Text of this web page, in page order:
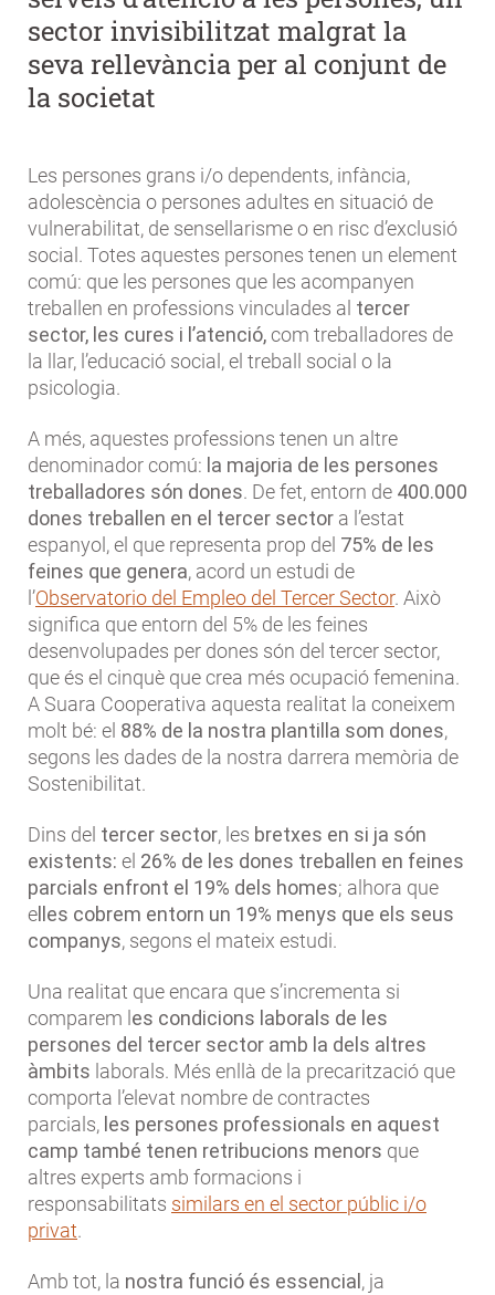
sector invisibilitzat malgrat la
seva rellevància per al conjunt de
la societat
Les persones grans i/o dependents, infància,
adolescència o persones adultes en situació de
vulnerabilitat, de sensellarisme o en risc d’exclusió
social. Totes aquestes persones tenen un element
comú: que les persones que les acompanyen
treballen en professions vinculades al tercer
sector, les cures i l’atenció, com treballadores de
la llar, l’educació social, el treball social o la
psicologia.
A més, aquestes professions tenen un altre
denominador comú: la majoria de les persones
treballadores són dones. De fet, entorn de 400.000
dones treballen en el tercer sector a l’estat
espanyol, el que representa prop del 75% de les
feines que genera, acord un estudi de
l’Observatorio del Empleo del Tercer Sector. Això
significa que entorn del 5% de les feines
desenvolupades per dones són del tercer sector,
que és el cinquè que crea més ocupació femenina.
A Suara Cooperativa aquesta realitat la coneixem
molt bé: el 88% de la nostra plantilla som dones,
segons les dades de la nostra darrera memòria de
Sostenibilitat.
Dins del tercer sector, les bretxes en si ja són
existents: el 26% de les dones treballen en feines
parcials enfront el 19% dels homes; alhora que
e lles cobrem entorn un 19% menys que els seus
companys, segons el mateix estudi.
Una realitat que encara que s’incrementa si
comparem l es condicions laborals de les
persones del tercer sector amb la dels altres
àmbits laborals. Més enllà de la precarització que
comporta l’elevat nombre de contractes
parcials, les persones professionals en aquest
camp també tenen retribucions menors que
altres experts amb formacions i
responsabilitats similars en el sector públic i/o
privat.
Amb tot, la nostra funció és essencial , ja